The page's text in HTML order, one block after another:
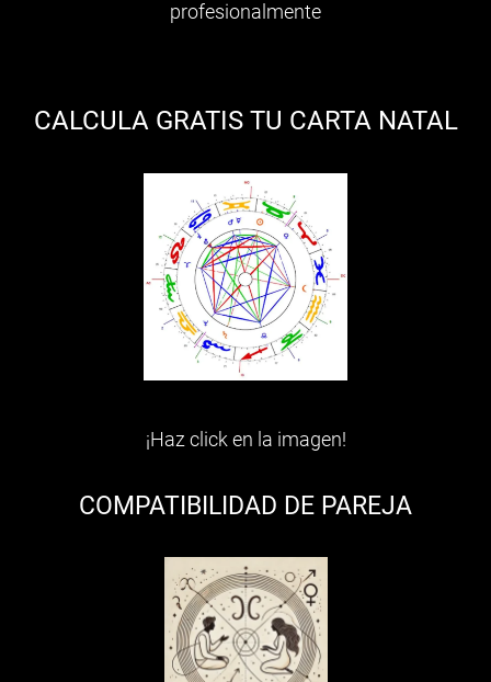
profesionalmente
CALCULA GRATIS TU CARTA NATAL
¡Haz click en la imagen!
COMPATIBILIDAD DE PAREJA